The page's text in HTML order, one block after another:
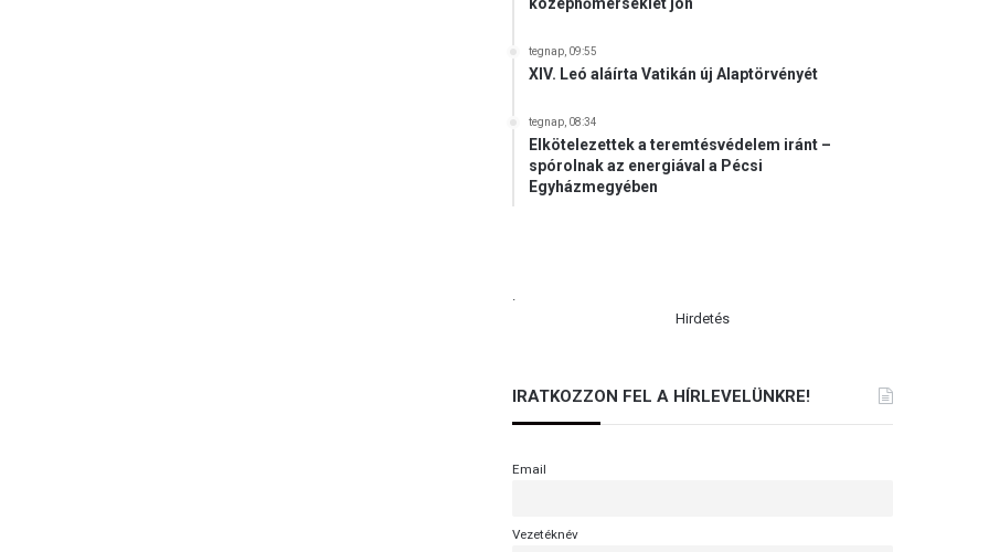
tegnap, 09:55
XIV. Leó aláírta Vatikán új Alaptörvényét
tegnap, 08:34
Elkötelezettek a teremtésvédelem iránt –
spórolnak az energiával a Pécsi
Egyházmegyében
.
Hirdetés
IRATKOZZON FEL A HÍRLEVELÜNKRE!
Email
Vezetéknév